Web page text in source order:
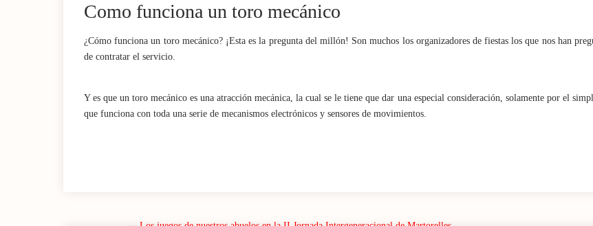
Como funciona un toro mecánico
¿Cómo funciona un toro mecánico? ¡Esta es la pregunta del millón! Son muchos los organizadores de fiestas los que nos han
de contratar el servicio.
Y es que un toro mecánico es una atracción mecánica, la cual se le tiene que dar una especial consideración, solamente por el
que funciona con toda una serie de mecanismos electrónicos y sensores de movimientos.